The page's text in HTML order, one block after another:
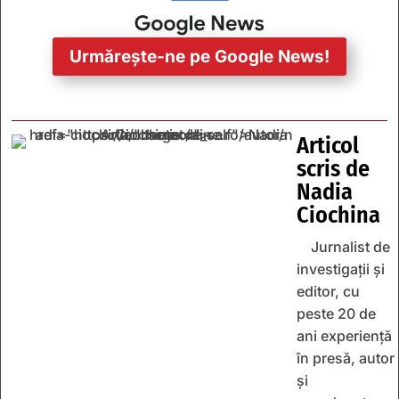
Urmărește-ne pe Google News!
Articol
scris de
Nadia
Ciochina
Jurnalist de
investigații și
editor, cu
peste 20 de
ani experiență
în presă, autor
și